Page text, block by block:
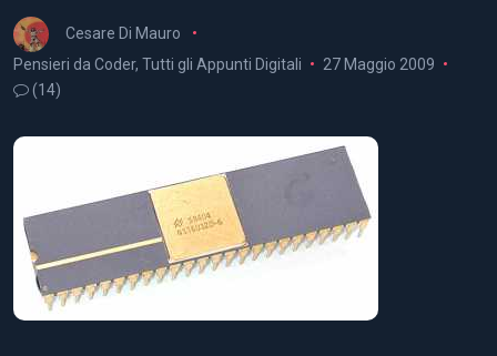
Cesare Di Mauro
Pensieri da Coder, Tutti gli Appunti Digitali
27 Maggio 2009
(14)